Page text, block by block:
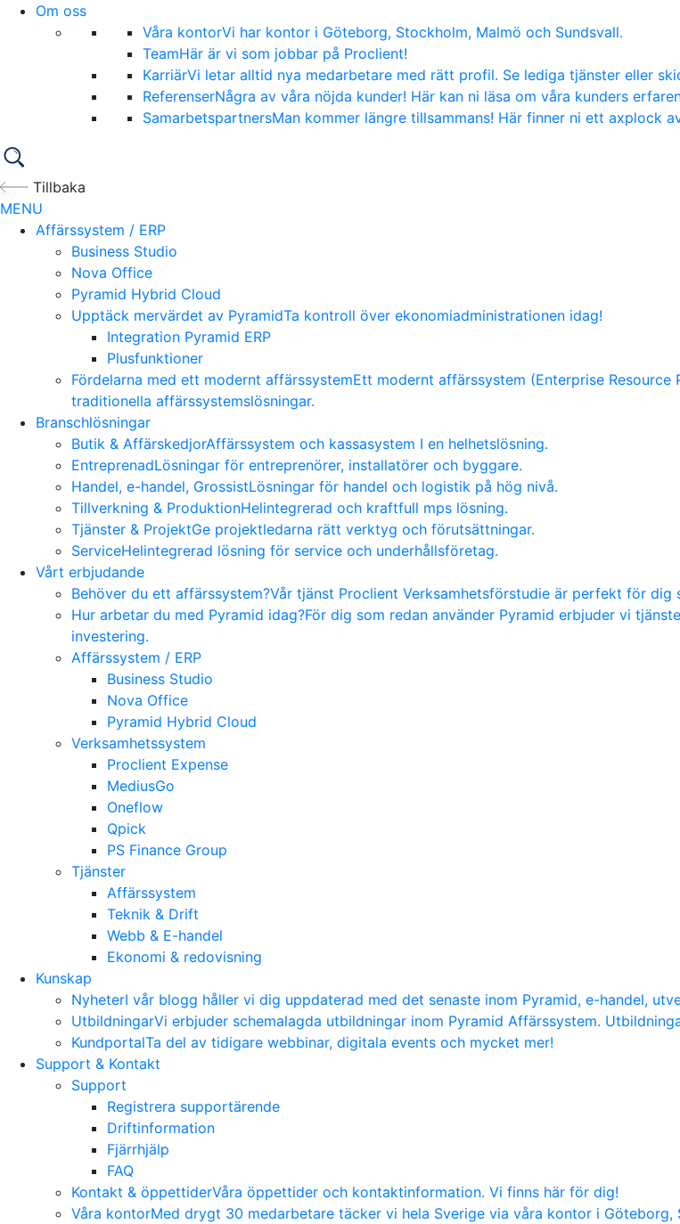
Om oss
Våra kontorVi har kontor i Göteborg, Stockholm, Malmö och Sundsvall.
TeamHär är vi som jobbar på Proclient!
KarriärVi letar alltid nya medarbetare med rätt profil. Se lediga tjänster eller
ReferenserNågra av våra nöjda kunder! Här kan ni läsa om våra kunders
SamarbetspartnersMan kommer längre tillsammans! Här finner ni ett axplock
Tillbaka
MENU
Affärssystem / ERP
Business Studio
Nova Office
Pyramid Hybrid Cloud
Upptäck mervärdet av PyramidTa kontroll över ekonomiadministrationen idag!
Integration Pyramid ERP
Plusfunktioner
Fördelarna med ett modernt affärssystemEtt modernt affärssystem (Enterprise
traditionella affärssystemslösningar.
Branschlösningar
Butik & AffärskedjorAffärssystem och kassasystem I en helhetslösning.
EntreprenadLösningar för entreprenörer, installatörer och byggare.
Handel, e-handel, GrossistLösningar för handel och logistik på hög nivå.
Tillverkning & ProduktionHelintegrerad och kraftfull mps lösning.
Tjänster & ProjektGe projektledarna rätt verktyg och förutsättningar.
ServiceHelintegrerad lösning för service och underhållsföretag.
Vårt erbjudande
Behöver du ett affärssystem?Vår tjänst Proclient Verksamhetsförstudie är perfekt för
Hur arbetar du med Pyramid idag?För dig som redan använder Pyramid erbjuder vi
investering.
Affärssystem / ERP
Business Studio
Nova Office
Pyramid Hybrid Cloud
Verksamhetssystem
Proclient Expense
MediusGo
Oneflow
Qpick
PS Finance Group
Tjänster
Affärssystem
Teknik & Drift
Webb & E-handel
Ekonomi & redovisning
Kunskap
NyheterI vår blogg håller vi dig uppdaterad med det senaste inom Pyramid, e-handel,
UtbildningarVi erbjuder schemalagda utbildningar inom Pyramid Affärssystem.
KundportalTa del av tidigare webbinar, digitala events och mycket mer!
Support & Kontakt
Support
Registrera supportärende
Driftinformation
Fjärrhjälp
FAQ
Kontakt & öppettiderVåra öppettider och kontaktinformation. Vi finns här för dig!
Våra kontorMed drygt 30 medarbetare täcker vi hela Sverige via våra kontor i Göteborg,